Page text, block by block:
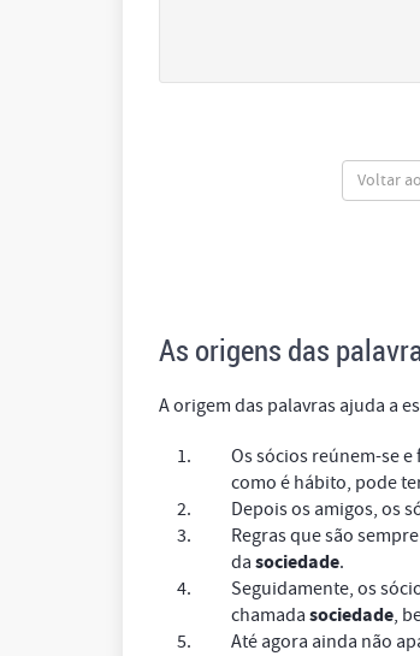
Voltar
As origens das
A origem das palavras ajuda a
Os sócios reúnem-se e
como é hábito, pode
Depois os amigos, os
Regras que são
da sociedade.
Seguidamente, os
chamada sociedade,
Até agora ainda não